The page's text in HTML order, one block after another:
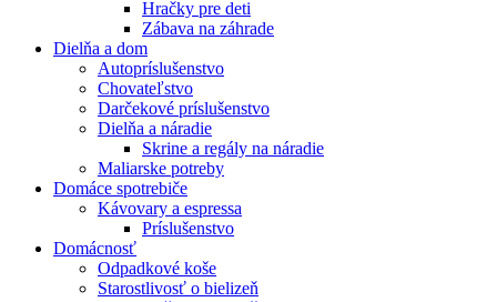
Hračky pre deti
Zábava na záhrade
Dielňa a dom
Autopríslušenstvo
Chovateľstvo
Darčekové príslušenstvo
Dielňa a náradie
Skrine a regály na náradie
Maliarske potreby
Domáce spotrebiče
Kávovary a espressa
Príslušenstvo
Domácnosť
Odpadkové koše
Starostlivosť o bielizeň